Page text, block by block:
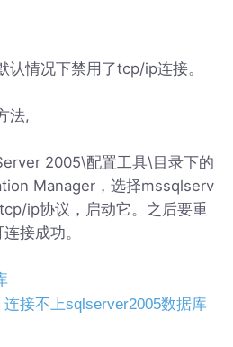
情况下禁用了tcp/ip连接。
法,
2005\配置工具\目录下的
Manager，选择mssqlserv
ip协议，启动它。之后要重
接成功。
接不上sqlserver2005数据库